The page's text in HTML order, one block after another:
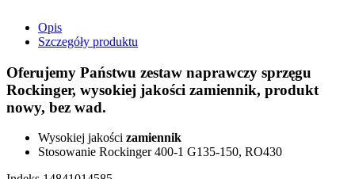
Opis
Szczegóły produktu
Oferujemy Państwu zestaw naprawczy sprzęgu
Rockinger, wysokiej jakości zamiennik, produkt
nowy, bez wad.
Wysokiej jakości zamiennik
Stosowanie Rockinger 400-1 G135-150, RO430